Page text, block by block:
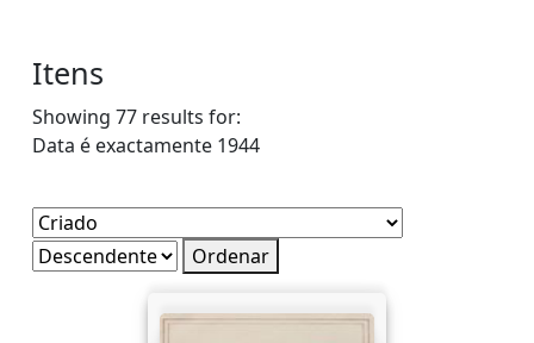
Itens
Showing 77 results for:
Data é exactamente 1944
Ordenar